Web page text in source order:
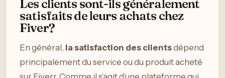
Les clients sont-ils généralement
satisfaits de leurs achats chez
Fiver?
En général, la satisfaction des clientsdépend
principalement du service ou du produit acheté